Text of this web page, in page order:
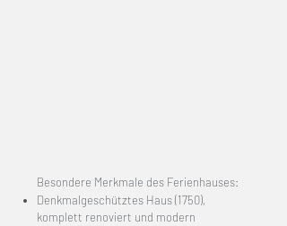
Besondere Merkmale des Ferienhauses:
Denkmalgeschütztes Haus (1750),
komplett renoviert und modern